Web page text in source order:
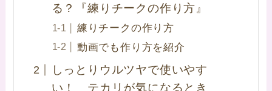
る？『練りチークの作り方』
練りチークの作り方
動画でも作り方を紹介
しっとりウルツヤで使いやす
い！ テカリが気になるとき